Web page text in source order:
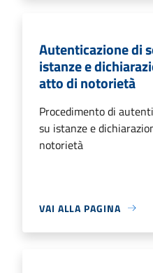
Autenticazione di
istanze e
atto di notorietà
Procedimento di
su istanze e
notorietà
VAI ALLA PAGINA